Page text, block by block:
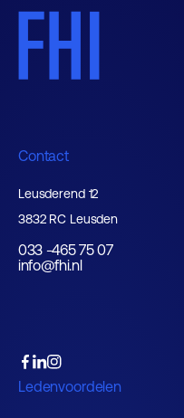
Contact
Leusderend 12
3832 RC Leusden
033 -465 75 07
info@fhi.nl
Ledenvoordelen